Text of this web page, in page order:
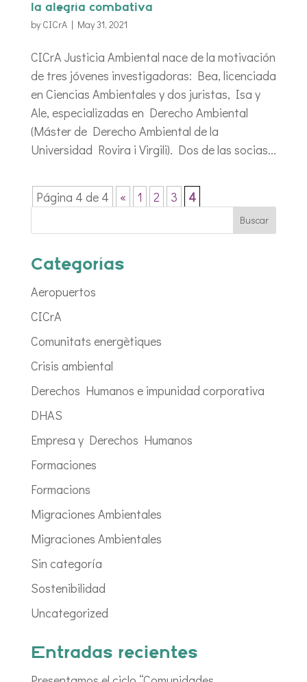
la alegría combativa
by CICrA| May 31, 2021
CICrA Justicia Ambiental nace de la motivación
de tres jóvenes investigadoras: Bea, licenciada
en Ciencias Ambientales y dos juristas, Isa y
Ale, especializadas en Derecho Ambiental
(Máster de Derecho Ambiental de la
Universidad Rovira i Virgili). Dos de las socias...
Página 4 de 4 « 1 2 3 4
Categorías
Aeropuertos
CICrA
Comunitats energètiques
Crisis ambiental
Derechos Humanos e impunidad corporativa
DHAS
Empresa y Derechos Humanos
Formaciones
Formacions
Migraciones Ambientales
Migraciones Ambientales
Sin categoría
Sostenibilidad
Uncategorized
Entradas recientes